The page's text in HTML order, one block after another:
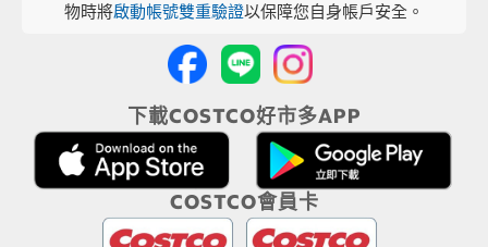
物時將啟動帳號雙重驗證以保障您自身帳戶安全。
下載COSTCO好市多APP
COSTCO會員卡